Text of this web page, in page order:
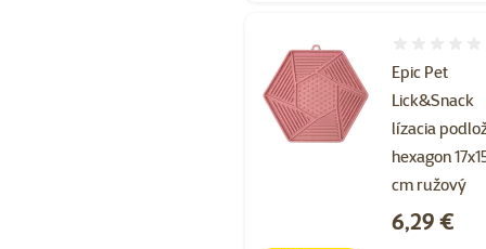
Epic Pet
Lick&Snack
lízacia
hexagon
cm ružový
Cena
6,29 €